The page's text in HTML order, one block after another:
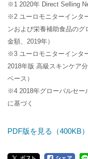
※1 2020年 Direct Selling
※2 ユーロモニターインタ
ンおよび栄養補助食品の
金額、2019年）
※3 ユーロモニターインタ
2018年版 高級スキンケア
ベース）
※4 2018年グローバルセー
に基づく
PDF版を見る（400KB）